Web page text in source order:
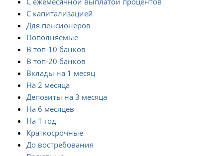
С капитализацией
Для пенсионеров
Пополняемые
В топ-10 банков
В топ-20 банков
Вклады на 1 месяц
На 2 месяца
Депозиты на 3 месяца
На 6 месяцев
На 1 год
Краткосрочные
До востребования